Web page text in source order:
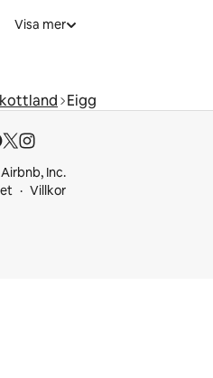
Visa mer
Eigg
Inc.
Villkor